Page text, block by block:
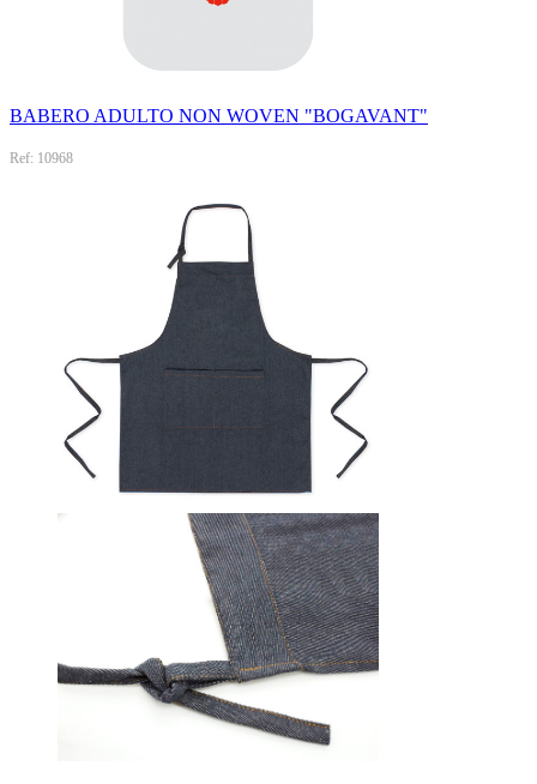
BABERO ADULTO NON WOVEN "BOGAVANT"
Ref: 10968